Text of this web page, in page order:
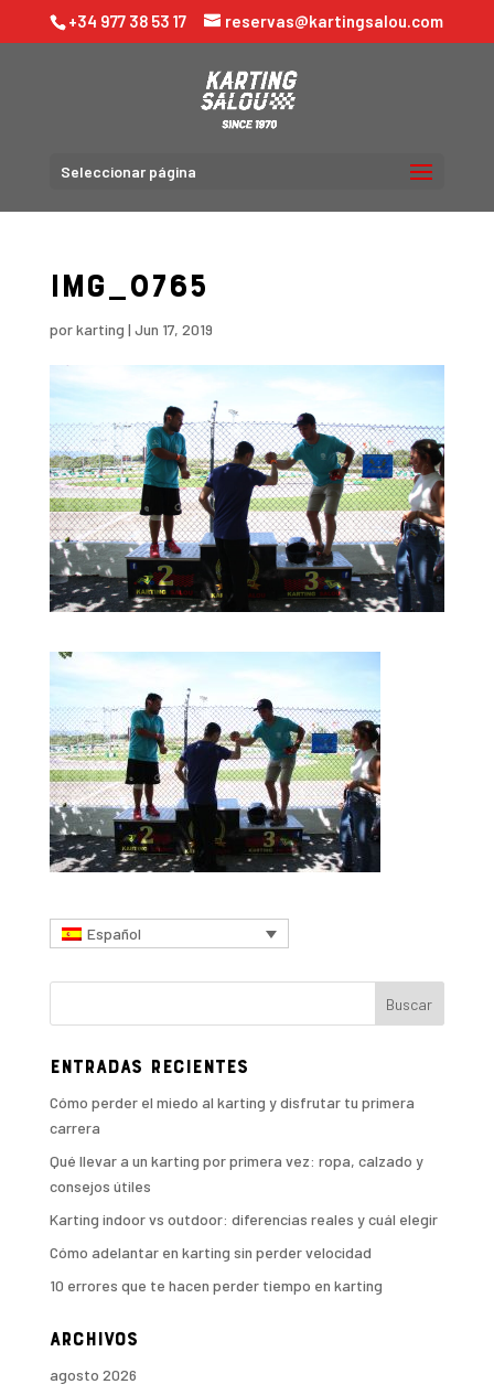
+34 977 38 53 17 reservas@kartingsalou.com
Seleccionar página
IMG_0765
porkarting | Jun 17, 2019
Español
Entradas recientes
Cómo perder el miedo al karting y disfrutar tu primera
carrera
Qué llevar a un karting por primera vez: ropa, calzado y
consejos útiles
Karting indoor vs outdoor: diferencias reales y cuál elegir
Cómo adelantar en karting sin perder velocidad
10 errores que te hacen perder tiempo en karting
Archivos
agosto 2026